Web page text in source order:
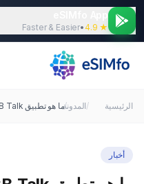
★ 4.9
•
Faster & Easier
الرئيسية /المدونة
/ما هو تطبيق CB Talk؟ دليل المغتربين في طريق العودة
أخبار